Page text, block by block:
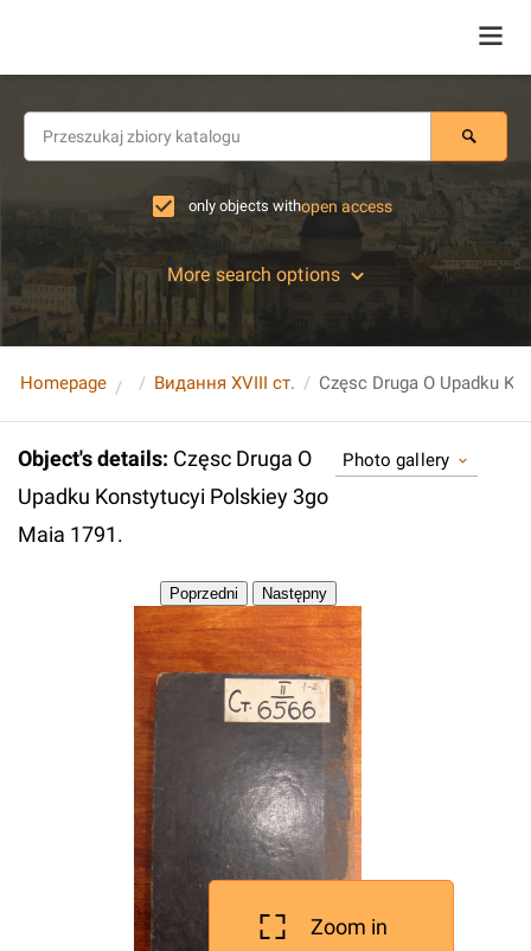
only objects withopen access
More search options
Homepage Видання XVIII ст.
Object's details: Częsc Druga O
Upadku Konstytucyi Polskiey 3go
Maia 1791.
Photo gallery
Zoom in